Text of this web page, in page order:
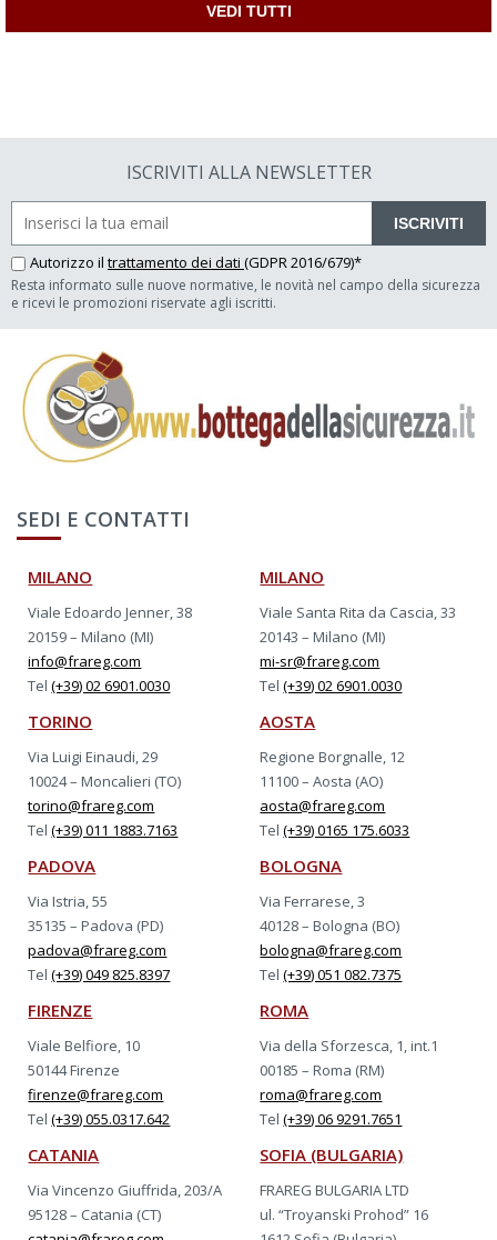
VEDI TUTTI
ISCRIVITI ALLA NEWSLETTER
ISCRIVITI
Autorizzo il trattamento dei dati (GDPR 2016/679)*
Resta informato sulle nuove normative, le novità nel campo della sicurezza
e ricevi le promozioni riservate agli iscritti.
SEDI E CONTATTI
MILANO
Viale Edoardo Jenner, 38
20159 – Milano (MI)
info@frareg.com
Tel(+39) 02 6901.0030
MILANO
Viale Santa Rita da Cascia, 33
20143 – Milano (MI)
mi-sr@frareg.com
Tel(+39) 02 6901.0030
TORINO
Via Luigi Einaudi, 29
10024 – Moncalieri (TO)
torino@frareg.com
Tel(+39) 011 1883.7163
AOSTA
Regione Borgnalle, 12
11100 – Aosta (AO)
aosta@frareg.com
Tel(+39) 0165 175.6033
PADOVA
Via Istria, 55
35135 – Padova (PD)
padova@frareg.com
Tel(+39) 049 825.8397
BOLOGNA
Via Ferrarese, 3
40128 – Bologna (BO)
bologna@frareg.com
Tel(+39) 051 082.7375
FIRENZE
Viale Belfiore, 10
50144 Firenze
firenze@frareg.com
Tel(+39) 055.0317.642
ROMA
Via della Sforzesca, 1, int.1
00185 – Roma (RM)
roma@frareg.com
Tel(+39) 06 9291.7651
CATANIA
Via Vincenzo Giuffrida, 203/A
95128 – Catania (CT)
SOFIA (BULGARIA)
FRAREG BULGARIA LTD
ul. “Troyanski Prohod” 16